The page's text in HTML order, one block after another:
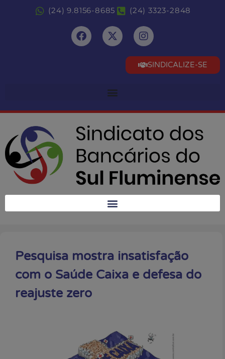
(24) 9.8156-8685 (24) 3323-2848
SINDICALIZE-SE
Pesquisa mostra insatisfação
com o Saúde Caixa e defesa do
reajuste zero